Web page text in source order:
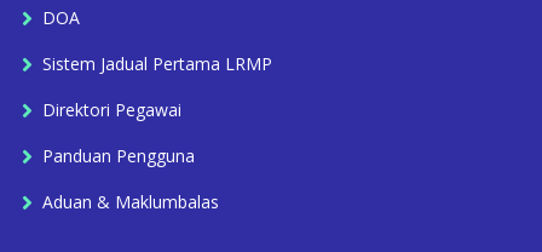
DOA
Sistem Jadual Pertama LRMP
Direktori Pegawai
Panduan Pengguna
Aduan & Maklumbalas